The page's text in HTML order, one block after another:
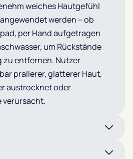
weiches Hautgefühl
werden – ob
per Hand aufgetragen
um Rückstände
zu entfernen. Nutzer
prallerer, glatterer Haut,
austrocknet oder